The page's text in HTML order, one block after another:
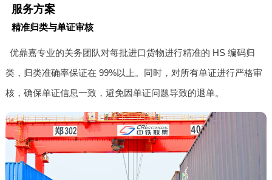
服务方案
精准归类与单证审核
优鼎嘉专业的关务团队对每批进口货物进行精准的 HS 编码归
类，归类准确率保证在 99%以上。同时，对所有单证进行严格审
核，确保单证信息一致，避免因单证问题导致的退单。